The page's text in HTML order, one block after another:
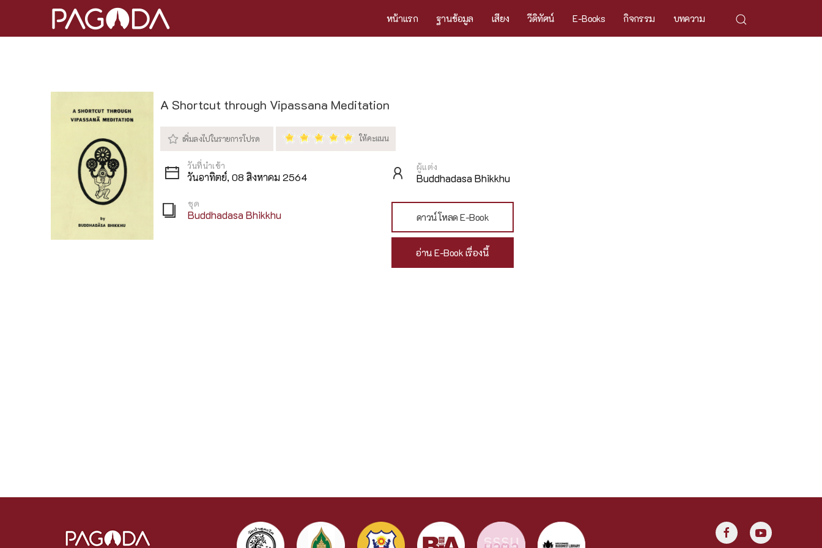
หน้าแรก ฐานข้อมูล เสียง วีดิทัศน์ E-Books กิจกรรม บทความ
A Shortcut through Vipassana Meditation
วันอาทิตย์, 08 สิงหาคม 2564
ผู้แต่ง
Buddhadasa Bhikkhu
ชุด
Buddhadasa Bhikkhu ดาวน์โหลด E-Book
อ่าน E-Book เรื่องนี้